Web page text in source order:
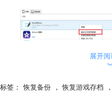
备份应
件默认保存在C盘（系统盘），但是
展开
标签： 恢复备份 ， 恢复游戏存档 ，